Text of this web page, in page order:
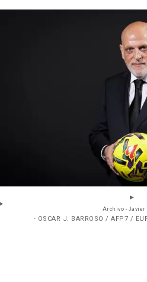
Archivo - Javier
- OSCAR J. BARROSO / AFP7 /